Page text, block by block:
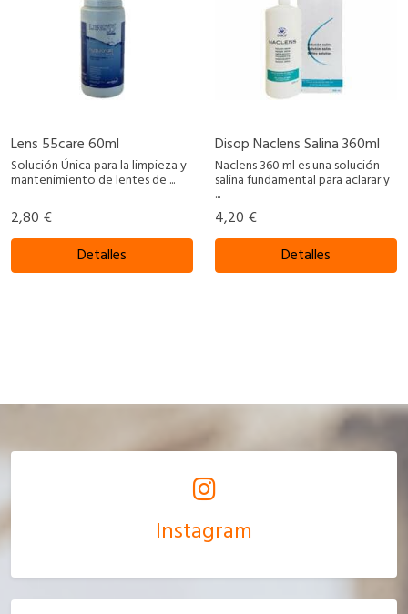
Lens 55care 60ml
Solución Única para la limpieza y
mantenimiento de lentes de ...
2,80 €
Detalles
Disop Naclens Salina 360ml
Naclens 360 ml es una solución
salina fundamental para aclarar y
...
4,20 €
Detalles
Instagram